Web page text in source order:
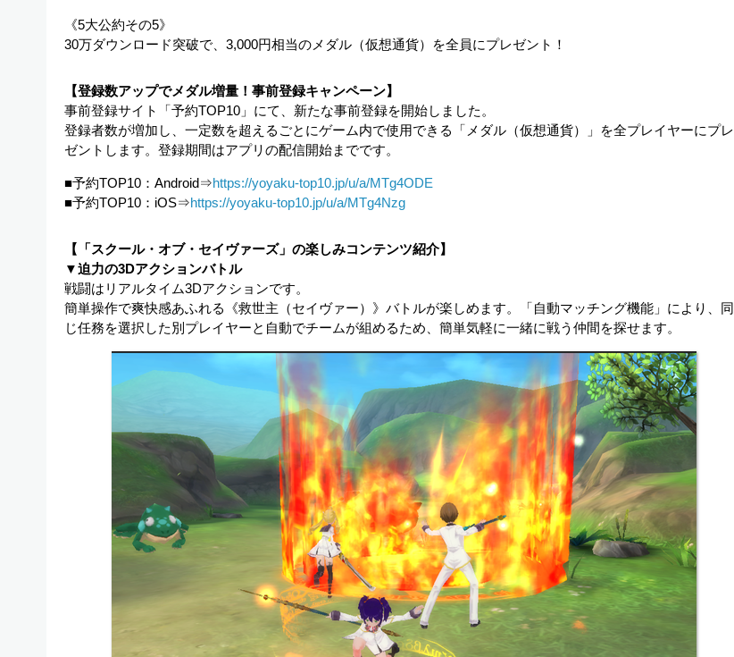
《5大公約その5》
30万ダウンロード突破で、3,000円相当のメダル（仮想通貨）を全員にプレゼント！
【登録数アップでメダル増量！事前登録キャンペーン】
事前登録サイト「予約TOP10」にて、新たな事前登録を開始しました。
登録者数が増加し、一定数を超えるごとにゲーム内で使用できる「メダル（仮想通貨）」を全プレイヤーにプレ
ゼントします。登録期間はアプリの配信開始までです。
■予約TOP10：Android⇒https://yoyaku-top10.jp/u/a/MTg4ODE
■予約TOP10：iOS⇒https://yoyaku-top10.jp/u/a/MTg4Nzg
【「スクール・オブ・セイヴァーズ」の楽しみコンテンツ紹介】
▼迫力の3Dアクションバトル
戦闘はリアルタイム3Dアクションです。
簡単操作で爽快感あふれる《救世主（セイヴァー）》バトルが楽しめます。「自動マッチング機能」により、同
じ任務を選択した別プレイヤーと自動でチームが組めるため、簡単気軽に一緒に戦う仲間を探せます。